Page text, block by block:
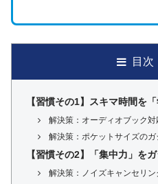
目次
【習慣その1】スキマ時間を
解決策：オーディオブック対
解決策：ポケットサイズのガ
【習慣その2】「集中力」を
解決策：ノイズキャンセリン